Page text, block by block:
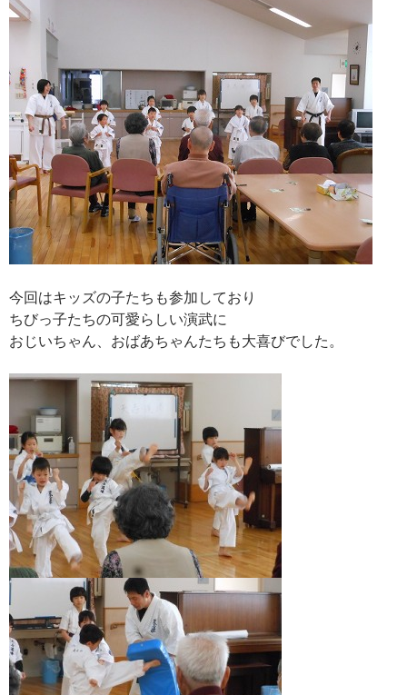
今回はキッズの子たちも参加しており
ちびっ子たちの可愛らしい演武に
おじいちゃん、おばあちゃんたちも大喜びでした。